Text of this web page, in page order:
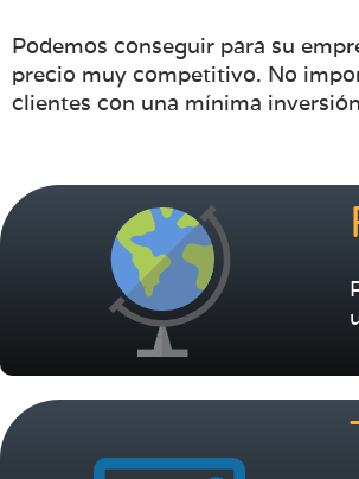
Podemos conseguir para su
precio muy competitivo. No
clientes con una mínima